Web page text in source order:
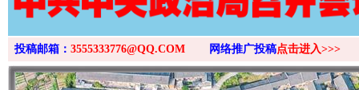
投稿邮箱： 3555333776@QQ.COM 网络推广投稿点击进入>>>